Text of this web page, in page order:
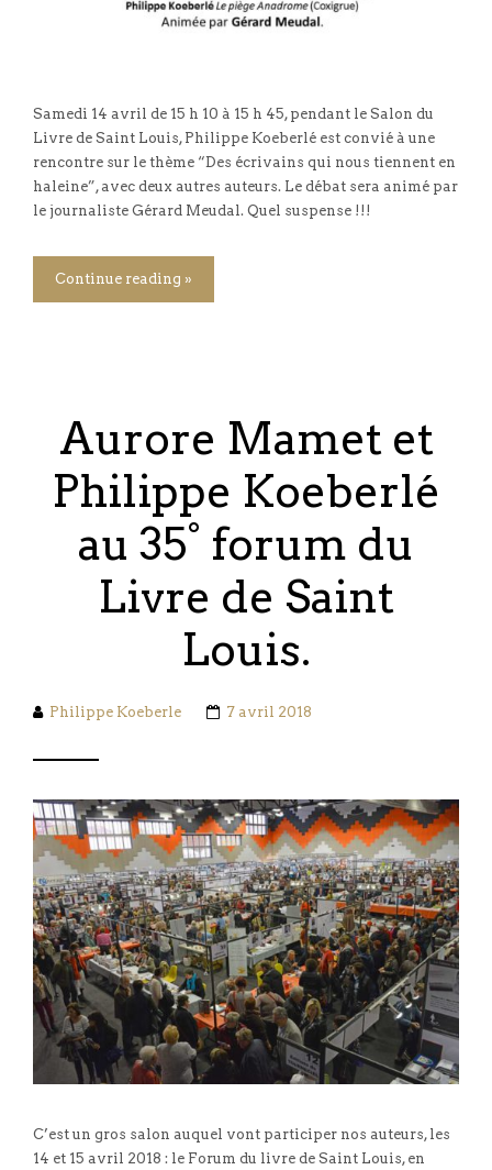
Samedi 14 avril de 15 h 10 à 15 h 45, pendant le Salon du
Livre de Saint Louis, Philippe Koeberlé est convié à une
rencontre sur le thème “Des écrivains qui nous tiennent en
haleine”, avec deux autres auteurs. Le débat sera animé par
le journaliste Gérard Meudal. Quel suspense !!!
Continue reading »
Aurore Mamet et
Philippe Koeberlé
au 35° forum du
Livre de Saint
Louis.
Philippe Koeberle 7 avril 2018
C’est un gros salon auquel vont participer nos auteurs, les
14 et 15 avril 2018 : le Forum du livre de Saint Louis, en